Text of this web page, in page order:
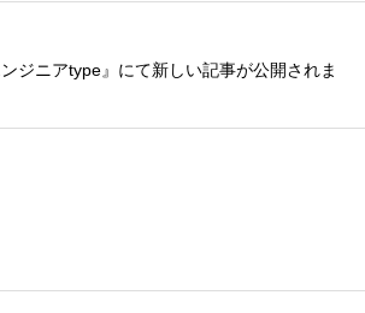
ンジニアtype』にて新しい記事が公開されま